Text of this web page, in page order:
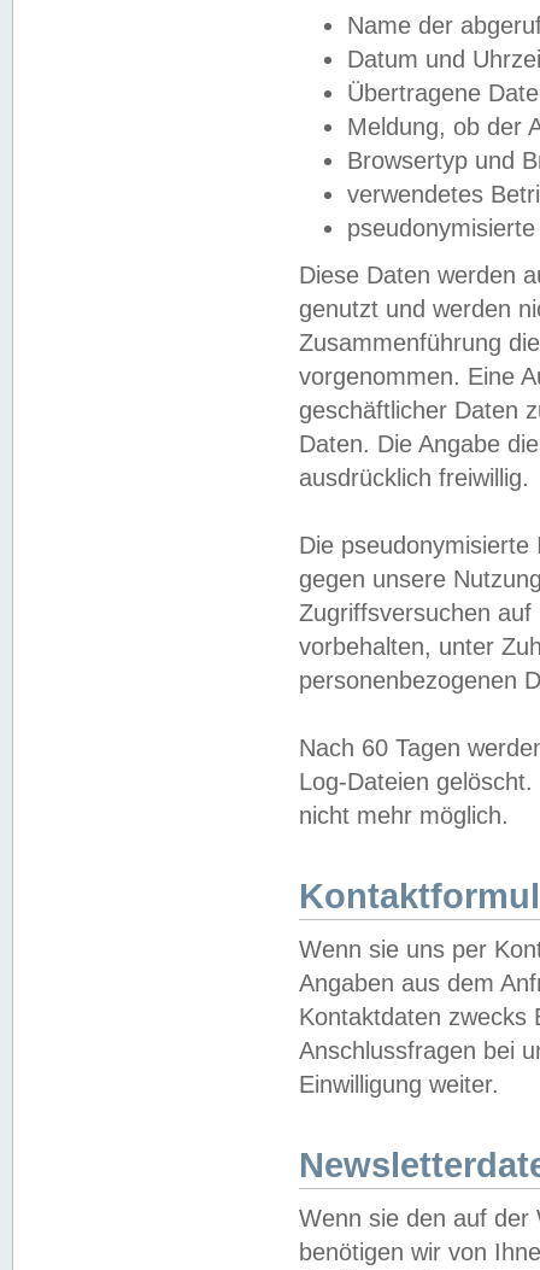
Name der
Datum und
Übertragene
Meldung, ob der
Browsertyp und
verwendetes
Diese Daten werden
genutzt und werden
Zusammenführung
vorgenommen. Eine
geschäftlicher Daten
Daten. Die Angabe
ausdrücklich freiwillig.
Die
gegen unsere
Zugriffsversuchen
vorbehalten, unter
personenbezogenen
Nach 60 Tagen
Log-Dateien
nicht mehr möglich.
Wenn sie uns per
Angaben aus dem
Kontaktdaten zwecks
Anschlussfragen bei
Einwilligung weiter.
Wenn sie den auf der
benötigen wir von